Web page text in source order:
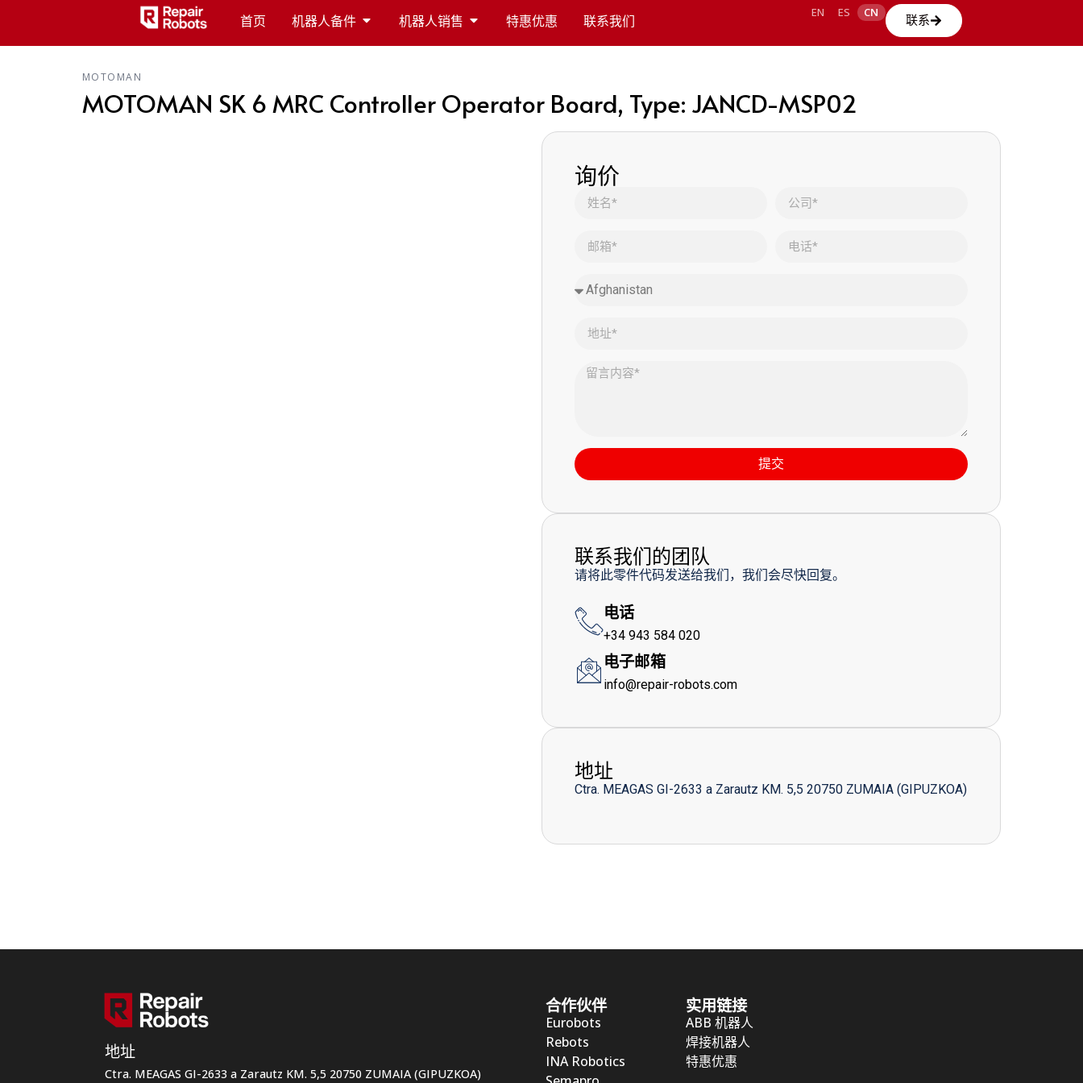
首页 机器人备件 机器人销售 特惠优惠 联系我们 EN ES CN
联系
MOTOMAN
MOTOMAN SK 6 MRC Controller Operator Board, Type: JANCD-MSP02
询价
提交
联系我们的团队
请将此零件代码发送给我们，我们会尽快回复。
电话
+34 943 584 020
电子邮箱
info@repair-robots.com
地址
Ctra. MEAGAS GI-2633 a Zarautz KM. 5,5 20750 ZUMAIA (GIPUZKOA)
地址
Ctra. MEAGAS GI-2633 a Zarautz KM. 5,5 20750 ZUMAIA (GIPUZKOA)
合作伙伴
Eurobots
Rebots
INA Robotics
实用链接
ABB 机器人
焊接机器人
特惠优惠